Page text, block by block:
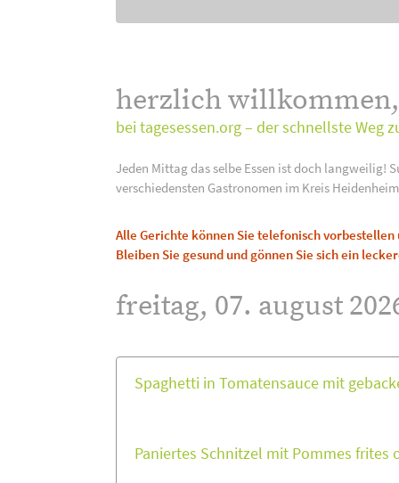
herzlich willkommen,
bei tagesessen.org – der schnellste Weg
Jeden Mittag das selbe Essen ist doch langweilig!
verschiedensten Gastronomen im Kreis
Alle Gerichte können Sie telefonisch
Bleiben Sie gesund und gönnen Sie sich ein
freitag, 07. august
Spaghetti in Tomatensauce mit
Paniertes Schnitzel mit Pommes frites